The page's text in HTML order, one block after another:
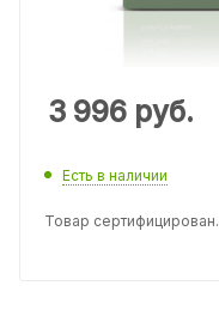
3 996 руб.
Есть в наличии
Товар сертифицирован.